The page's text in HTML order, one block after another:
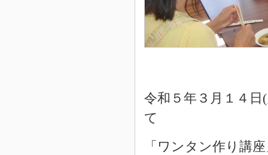
令和５年３月１４
て
「ワンタン作り講